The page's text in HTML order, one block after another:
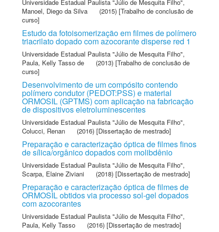
Universidade Estadual Paulista "Júlio de Mesquita Filho",
Manoel, Diego da Silva
(2015) [Trabalho de conclusão de
curso]
Estudo da fotoisomerização em filmes de polímero
triacrilato dopado com azocorante disperse red 1
Universidade Estadual Paulista "Júlio de Mesquita Filho",
Paula, Kelly Tasso de
(2013) [Trabalho de conclusão de
curso]
Desenvolvimento de um compósito contendo
polímero condutor (PEDOT:PSS) e material
ORMOSIL (GPTMS) com aplicação na fabricação
de dispositivos eletroluminescentes
Universidade Estadual Paulista "Júlio de Mesquita Filho",
Colucci, Renan
(2016) [Dissertação de mestrado]
Preparação e caracterização óptica de filmes finos
de sílica/orgânico dopados com molibdênio
Universidade Estadual Paulista "Júlio de Mesquita Filho",
Scarpa, Elaine Ziviani
(2018) [Dissertação de mestrado]
Preparação e caracterização óptica de filmes de
ORMOSIL obtidos via processo sol-gel dopados
com azocorantes
Universidade Estadual Paulista "Júlio de Mesquita Filho",
Paula, Kelly Tasso
(2016) [Dissertação de mestrado]